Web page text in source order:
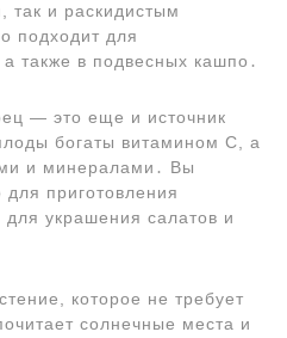
так и раскидистым
подходит для
также в подвесных кашпо․
― это еще и источник
богаты витамином С, а
и минералами․ Вы
для приготовления
украшения салатов и
которое не требует
солнечные места и